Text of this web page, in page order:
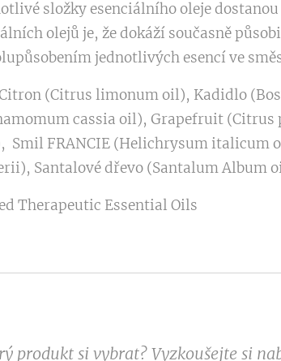
složky esenciálního oleje
olejů je, že dokáží současně
jednotlivých esencí ve
(Citrus limonum oil), Kadidlo
cassia oil), Grapefruit
Smil FRANCIE (Helichrysum italicum
Santalové dřevo (Santalum Album
Therapeutic Essential Oils
produkt si vybrat? Vyzkoušejte si